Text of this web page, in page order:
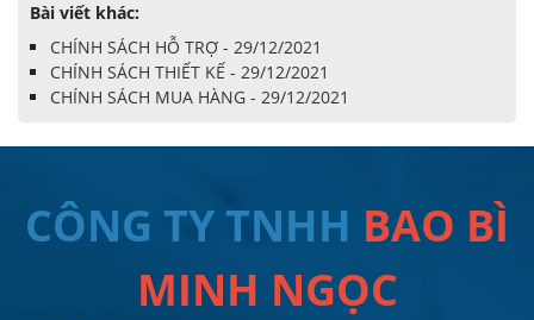
Bài viết khác:
CHÍNH SÁCH HỖ TRỢ - 29/12/2021
CHÍNH SÁCH THIẾT KẾ - 29/12/2021
CHÍNH SÁCH MUA HÀNG - 29/12/2021
CÔNG TY TNHH BAO BÌ
MINH NGỌC